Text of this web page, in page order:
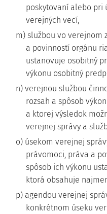
poskytovaní alebo pri
verejných vecí,
m) službou vo verejnom
a povinností orgánu
ustanovuje osobitný
výkonu osobitný
n) verejnou službou
rozsah a spôsob
a ktorej výsledok
verejnej správy a
o) úsekom verejnej
právomoci, práva a
spôsob ich výkonu
ktorá obsahuje
p) agendou verejnej
konkrétnom úseku